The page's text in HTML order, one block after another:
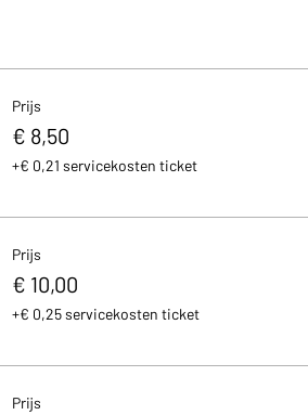
Prijs
€ 8,50
+€ 0,21 servicekosten ticket
Prijs
€ 10,00
+€ 0,25 servicekosten ticket
Prijs